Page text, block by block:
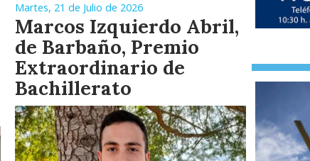
Martes, 21 de Julio de 2026
Marcos Izquierdo Abril,
de Barbaño, Premio
Extraordinario de
Bachillerato